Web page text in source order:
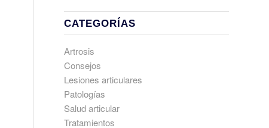
CATEGORÍAS
Artrosis
Consejos
Lesiones articulares
Patologías
Salud articular
Tratamientos